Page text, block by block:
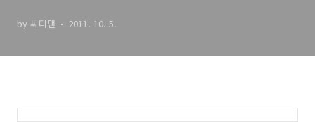
by 씨디맨 2011. 10. 5.